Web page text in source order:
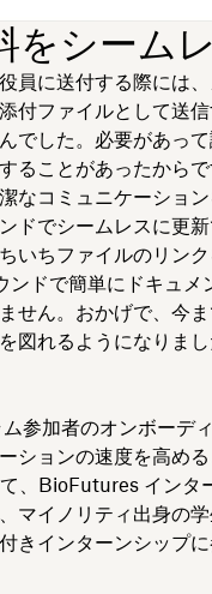
をシーム
員に送付する際には
付ファイルとして送
でした。必要があっ
ることがあったから
なコミュニケーショ
ドでシームレスに更
いちファイルのリン
ドで簡単にドキュメ
せん。おかげで、今
図れるようになりま
参加者のオンボーデ
ションの速度を高め
、BioFutures インタ
マイノリティ出身の
きインターンシップ